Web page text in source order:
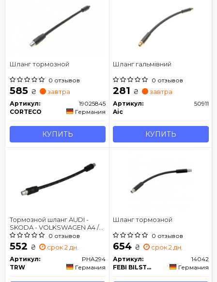
Шланг тормозной
0 отзывов
585 ₴ завтра
Артикул:
19025845
CORTECO
Германия
КУПИТЬ
Шланг гальмівний
0 отзывов
281 ₴ завтра
Артикул:
50911
Aic
КУПИТЬ
Тормозной шланг AUDI -
SKODA - VOLKSWAGEN A4 /
A4 Quattro / A6 / A6 Quattro /
S4 Quattro / S6 Quattro /
Superb /
0 отзывов
552 ₴ срок 2 дн.
Артикул:
PHA294
TRW
Германия
Шланг тормозной
0 отзывов
654 ₴ срок 2 дн.
Артикул:
14042
FEBI BILSTEIN
Германия